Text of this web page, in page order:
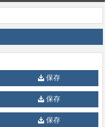
保存
保存
保存